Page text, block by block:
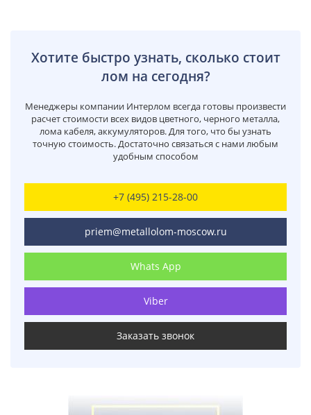
Хотите быстро узнать, сколько стоит
лом на сегодня?
Менеджеры компании Интерлом всегда готовы произвести
расчет стоимости всех видов цветного, черного металла,
лома кабеля, аккумуляторов. Для того, что бы узнать
точную стоимость. Достаточно связаться с нами любым
удобным способом
+7 (495) 215-28-00
priem@metallolom-moscow.ru
Whats App
Viber
Заказать звонок